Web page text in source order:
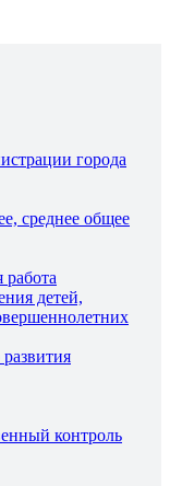
города
среднее общее
детей,
контроль